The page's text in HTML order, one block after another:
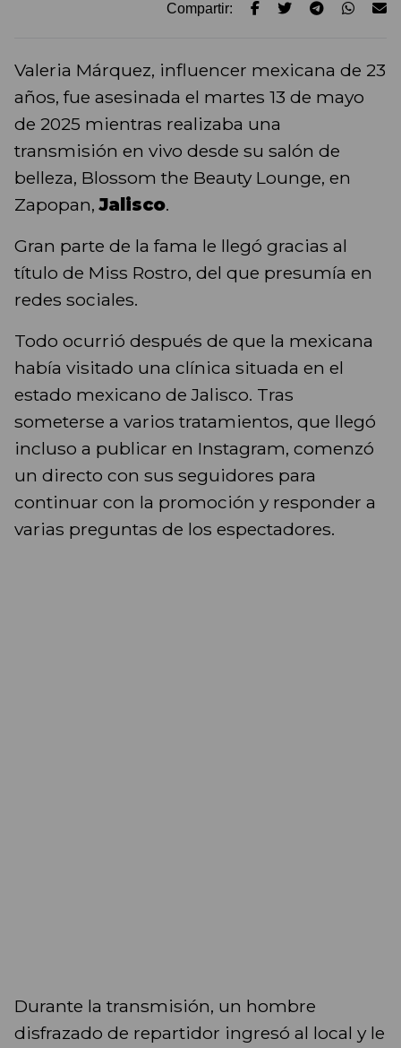
Compartir:
Valeria Márquez, influencer mexicana de 23
años, fue asesinada el martes 13 de mayo
de 2025 mientras realizaba una
transmisión en vivo desde su salón de
belleza, Blossom the Beauty Lounge, en
Zapopan,Jalisco.
Gran parte de la fama le llegó gracias al
título de Miss Rostro, del que presumía en
redes sociales.
Todo ocurrió después de que la mexicana
había visitado una clínica situada en el
estado mexicano de Jalisco. Tras
someterse a varios tratamientos, que llegó
incluso a publicar en Instagram, comenzó
un directo con sus seguidores para
continuar con la promoción y responder a
varias preguntas de los espectadores.
Durante la transmisión, un hombre
disfrazado de repartidor ingresó al local y le